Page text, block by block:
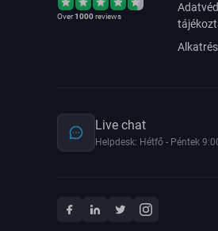
Over1000reviews
Live chat
Helpdesk: Hétfő - Péntek